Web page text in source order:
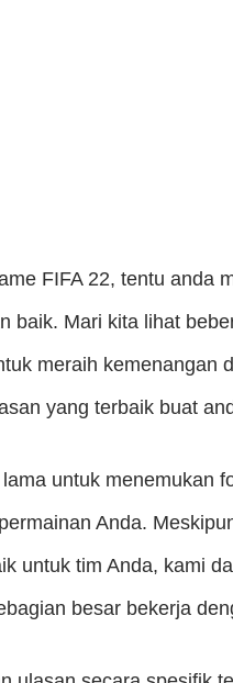
FIFA 22, tentu anda
baik. Mari kita lihat
meraih kemenangan
yang terbaik buat
untuk menemukan
Anda.
untuk tim Anda, kami
besar bekerja